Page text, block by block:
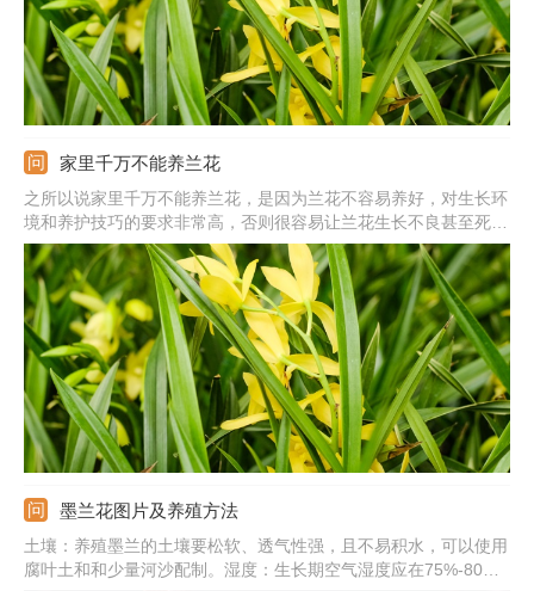
家里千万不能养兰花
之所以说家里千万不能养兰花，是因为兰花不容易养好，对生长环
境和养护技巧的要求非常高，否则很容易让兰花生长不良甚至死
亡。而且一些品种的兰花十分名贵，购买的价格不低，同时使用的
兰花植料、肥料一般都是兰花专用型的，因此新手想要在家里养好
兰花需要购买特殊的园艺资材，让很多人觉得兰花不能养。
墨兰花图片及养殖方法
土壤：养殖墨兰的土壤要松软、透气性强，且不易积水，可以使用
腐叶土和和少量河沙配制。湿度：生长期空气湿度应在75%-80%